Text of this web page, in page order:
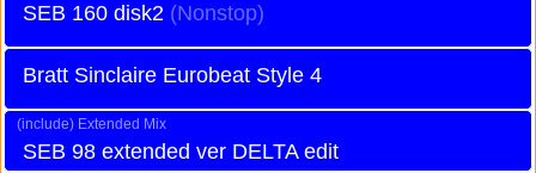
SEB 160 disk2
Bratt Sinclaire Eurobeat Style 4
Extended Mix
SEB 98 extended ver DELTA edit